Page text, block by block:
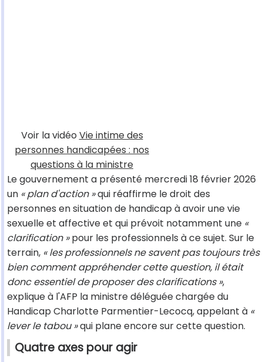
Voir la vidéo Vie intime des
personnes handicapées : nos
questions à la ministre
Le gouvernement a présenté mercredi 18 février 2026
un « plan d'action »qui réaffirme le droit des
personnes en situation de handicap à avoir une vie
sexuelle et affective et qui prévoit notamment une «
clarification »pour les professionnels à ce sujet. Sur le
terrain, « les professionnels ne savent pas toujours très
bien comment appréhender cette question, il était
donc essentiel de proposer des clarifications »,
explique à l'AFP la ministre déléguée chargée du
Handicap Charlotte Parmentier-Lecocq, appelant à «
lever le tabou »qui plane encore sur cette question.
Quatre axes pour agir